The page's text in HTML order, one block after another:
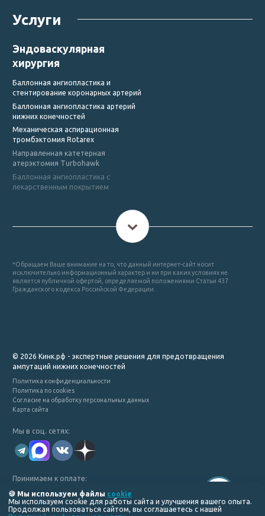
🍪 Мы используем файлы cookie
Мы используем cookie для работы сайта и улучшения вашего опыта.
Продолжая пользоваться сайтом, вы соглашаетесь с нашей
Услуги
Эндоваскулярная
хирургия
Баллонная ангиопластика и
стентирование коронарных артерий
Баллонная ангиопластика артерий
нижних конечностей
Механическая аспирационная
тромбэктомия Rotarex
Направленная катетерная
атерэктомия Turbohawk
Баллонная ангиопластика с
лекарственным покрытием
*Обращаем Ваше внимание на то, что данный интернет-сайт носит
исключительно информационный характер и ни при каких условиях не
является публичной офертой, определяемой положениями Статьи 437
Гражданского кодекса Российской Федерации.
© 2026 Кинк.рф - экспертные решения для предотвращения
ампутаций нижних конечностей
Политика конфиденциальности
Политика по cookies
Согласие на обработку персональных данных
Карта сайта
Мы в соц. сетях:
Принимаем к оплате: